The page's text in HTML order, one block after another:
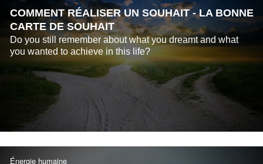
COMMENT RÉALISER UN SOUHAIT - LA BONNE
CARTE DE SOUHAIT
Do you still remember about what you dreamt and what
you wanted to achieve in this life?
Énergie humaine